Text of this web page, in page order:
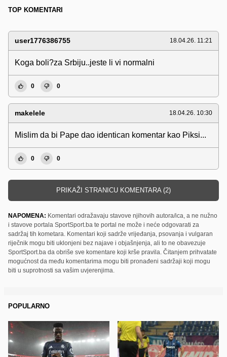
TOP KOMENTARI
user1776386755 18.04.26. 11:21
Koga boli?za Srbiju..jeste li vi normalni
0 0
makelele 18.04.26. 10:30
Mislim da bi Pape dao identican komentar kao Piksi...
0 0
PRIKAŽI STRANICU KOMENTARA (2)
NAPOMENA: Komentari odražavaju stavove njihovih autora/ica, a ne nužno
i stavove portala SportSport.ba te portal ne može i neće odgovarati za
sadržaj tih kometara. Komentari koji sadrže vrijeđanja, psovanja i vulgaran
riječnik mogu biti uklonjeni bez najave i objašnjenja, ali to ne obavezuje
SportSport.ba da obriše sve komentare koji krše pravila. Čitanjem prihvatate
mogućnost da među komentarima mogu biti pronađeni sadržaji koji mogu
biti u suprotnosti sa vašim uvjerenjima.
POPULARNO